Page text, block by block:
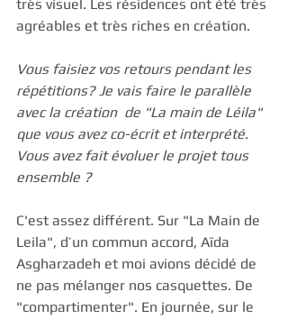
très visuel. Les résidences ont été très
agréables et très riches en création.
Vous faisiez vos retours pendant les
répétitions? Je vais faire le parallèle
avec la création  de "La main de Léila"
que vous avez co-écrit et interprété.
Vous avez fait évoluer le projet tous
ensemble ?
C'est assez différent. Sur "La Main de
Leila", d’un commun accord, Aïda
Asgharzadeh et moi avions décidé de
ne pas mélanger nos casquettes. De
"compartimenter". En journée, sur le